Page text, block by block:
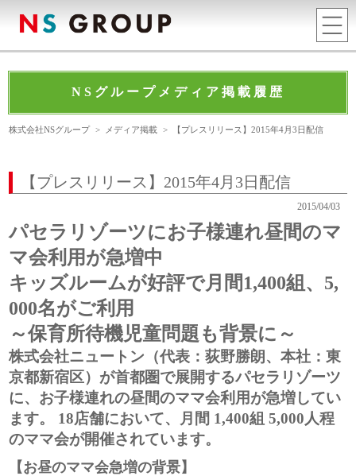
NSグループメディア掲載履歴
株式会社NSグループ > メディア掲載 > 【プレスリリース】2015年4月3日配信
【プレスリリース】2015年4月3日配信
2015/04/03
パセラリゾーツにお子様連れ昼間のマ
マ会利用が急増中
キッズルームが好評で月間1,400組、5,
000名がご利用
～保育所待機児童問題も背景に～
株式会社ニュートン（代表：荻野勝朗、本社：東
京都新宿区）が首都圏で展開するパセラリゾーツ
に、お子様連れの昼間のママ会利用が急増してい
ます。 18店舗において、月間 1,400組 5,000人程
のママ会が開催されています。
【お昼のママ会急増の背景】